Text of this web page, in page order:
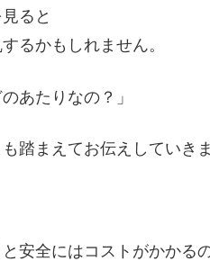
ると
るかもしれません。
あたりなの？」
踏まえてお伝えしていきま
安全にはコストがかかる